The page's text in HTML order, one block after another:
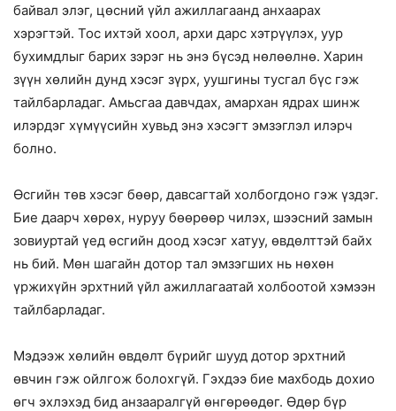
байвал элэг, цөсний үйл ажиллагаанд анхаарах
хэрэгтэй. Тос ихтэй хоол, архи дарс хэтрүүлэх, уур
бухимдлыг барих зэрэг нь энэ бүсэд нөлөөлнө. Харин
зүүн хөлийн дунд хэсэг зүрх, уушгины тусгал бүс гэж
тайлбарладаг. Амьсгаа давчдах, амархан ядрах шинж
илэрдэг хүмүүсийн хувьд энэ хэсэгт эмзэглэл илэрч
болно.
Өсгийн төв хэсэг бөөр, давсагтай холбогдоно гэж үздэг.
Бие даарч хөрөх, нуруу бөөрөөр чилэх, шээсний замын
зовиуртай үед өсгийн доод хэсэг хатуу, өвдөлттэй байх
нь бий. Мөн шагайн дотор тал эмзэгших нь нөхөн
үржихүйн эрхтний үйл ажиллагаатай холбоотой хэмээн
тайлбарладаг.
Мэдээж хөлийн өвдөлт бүрийг шууд дотор эрхтний
өвчин гэж ойлгож болохгүй. Гэхдээ бие махбодь дохио
өгч эхлэхэд бид анзааралгүй өнгөрөөдөг. Өдөр бүр